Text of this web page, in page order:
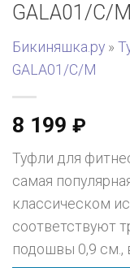
GALA01/C/M
Бикиняшка.ру »
GALA01/C/M
8 199 ₽
Туфли для
самая
классическом
соответствуют
подошвы 0,9 см.,